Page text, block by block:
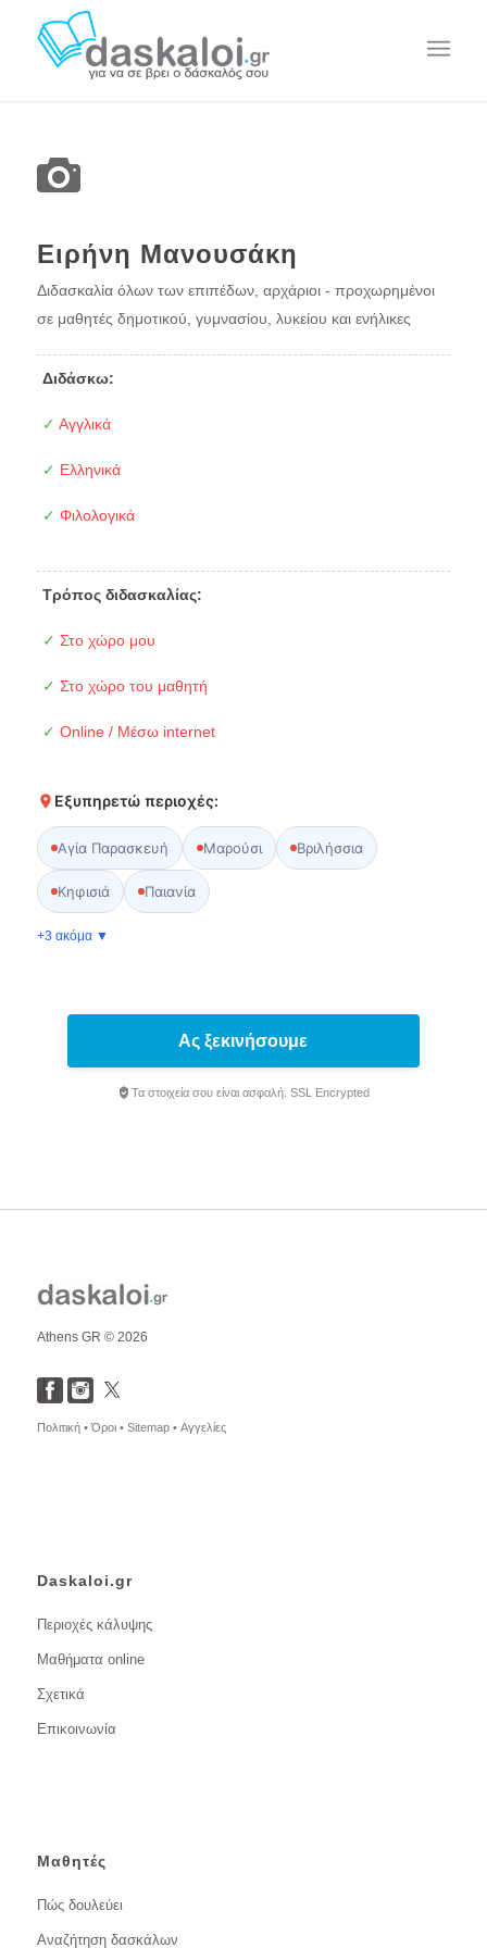
Ειρήνη Μανουσάκη
Διδασκαλία όλων των επιπέδων, αρχάριοι - προχωρημένοι
σε μαθητές δημοτικού, γυμνασίου, λυκείου και ενήλικες
Διδάσκω:
✓ Αγγλικά
✓ Ελληνικά
✓ Φιλολογικά
Τρόπος διδασκαλίας:
✓ Στο χώρο μου
✓ Στο χώρο του μαθητή
✓ Online / Μέσω internet
Εξυπηρετώ περιοχές:
Αγία Παρασκευή Μαρούσι Βριλήσσια
Κηφισιά Παιανία
+3 ακόμα ▼
Ας ξεκινήσουμε
Τα στοιχεία σου είναι ασφαλή. SSL Encrypted
Athens GR © 2026
Πολιτική •Όροι • Sitemap • Αγγελίες
Daskaloi.gr
Περιοχές κάλυψης
Μαθήματα online
Σχετικά
Επικοινωνία
Μαθητές
Πώς δουλεύει
Αναζήτηση δασκάλων